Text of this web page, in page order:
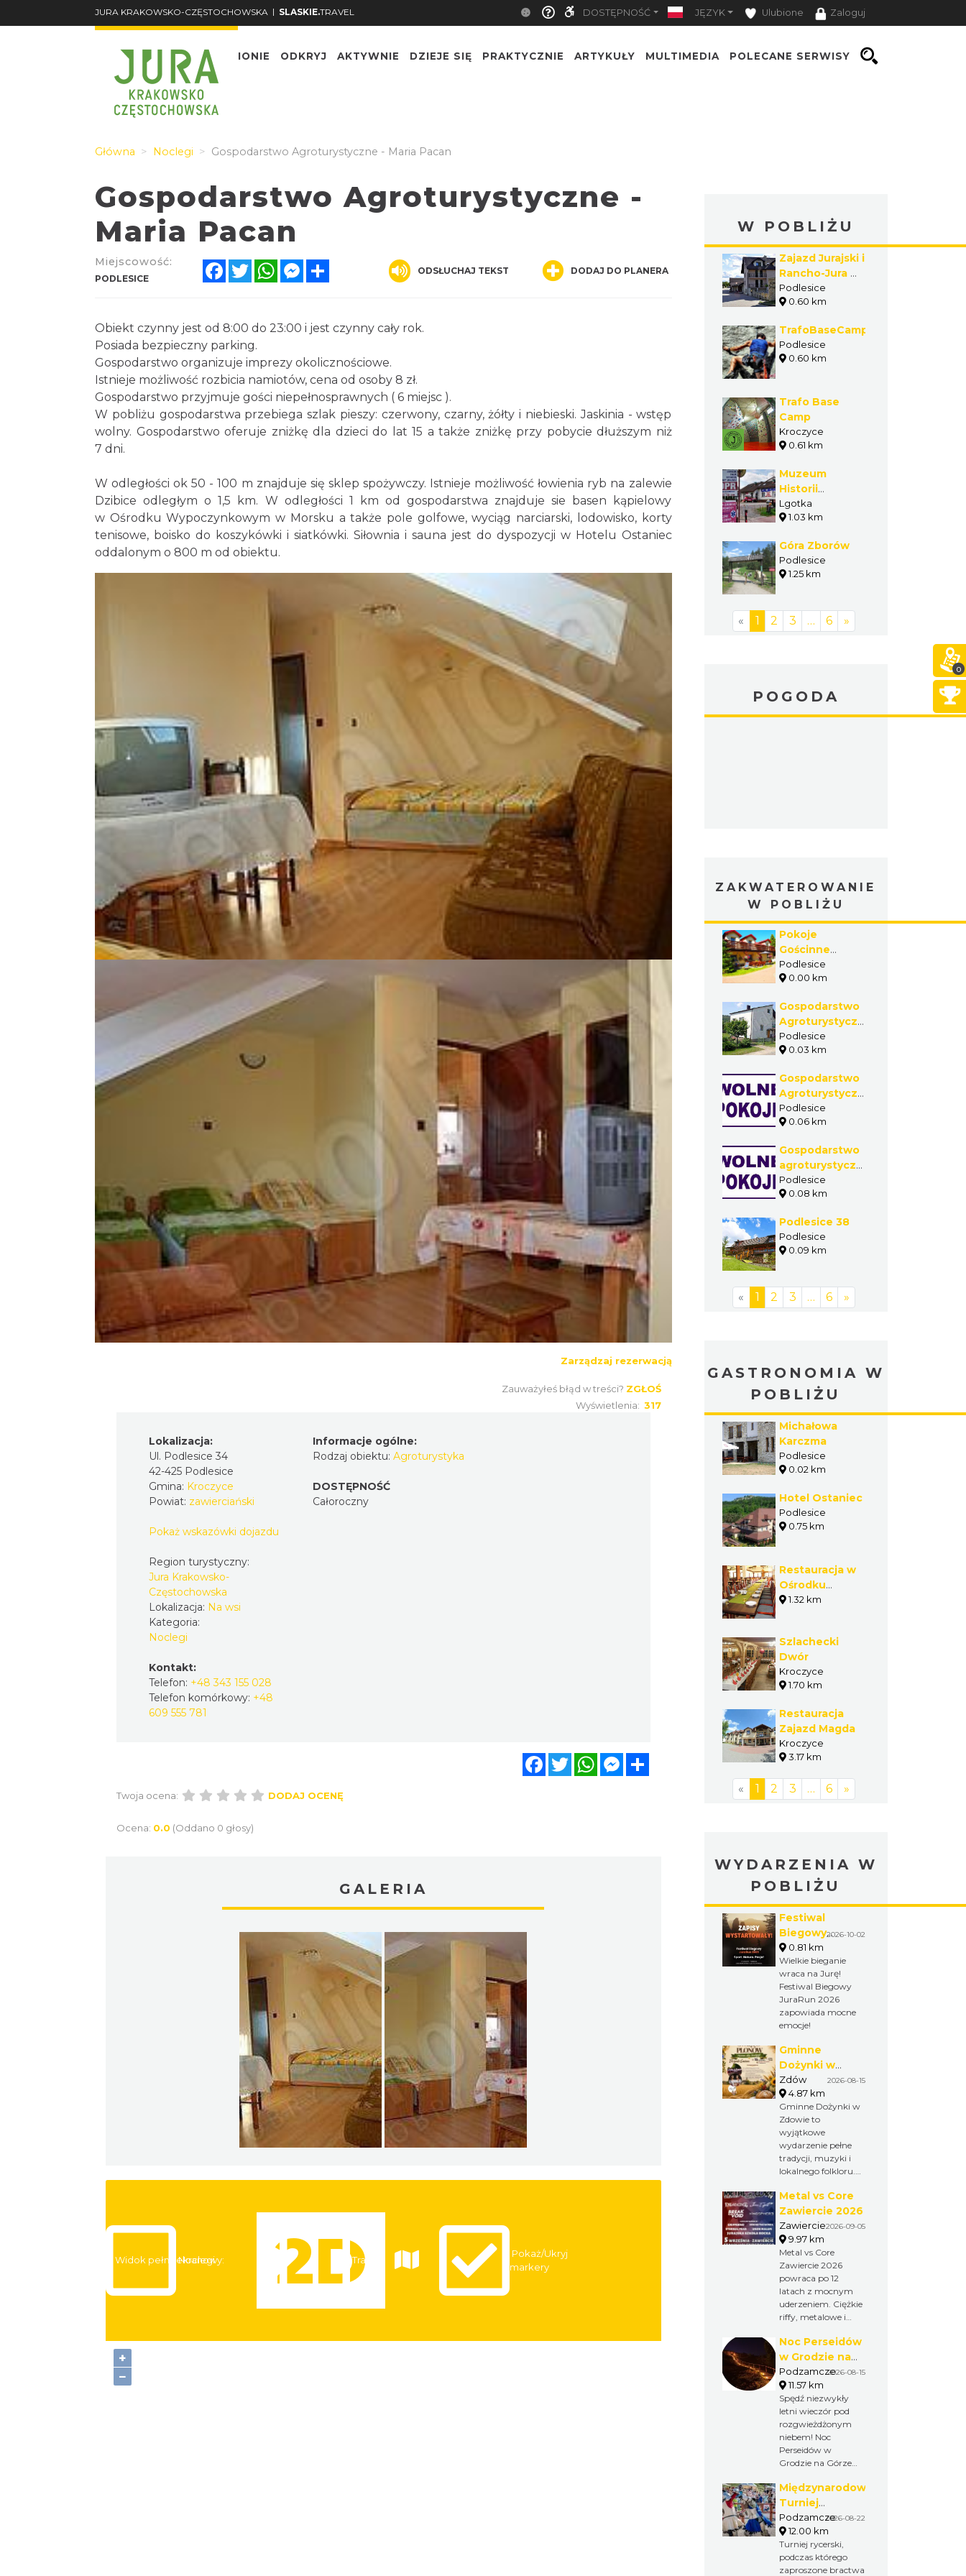
JURA KRAKOWSKO-CZĘSTOCHOWSKA | SLASKIE.TRAVEL DOSTĘPNOŚĆ JĘZYK Ulubione Zaloguj
O REGIONIE ODKRYJ AKTYWNIE DZIEJE SIĘ PRAKTYCZNIE ARTYKUŁY MULTIMEDIA POLECANE SERWISY
Główna Noclegi Gospodarstwo Agroturystyczne - Maria Pacan
Gospodarstwo Agroturystyczne -
Maria Pacan
Miejscowość:
PODLESICE
FacebookTwitterWhatsAppMessenger ODSŁUCHAJ TEKST DODAJ DO PLANERA
Obiekt czynny jest od 8:00 do 23:00 i jest czynny cały rok.
Posiada bezpieczny parking.
Gospodarstwo organizuje imprezy okolicznościowe.
Istnieje możliwość rozbicia namiotów, cena od osoby 8 zł.
Gospodarstwo przyjmuje gości niepełnosprawnych ( 6 miejsc ).
W pobliżu gospodarstwa przebiega szlak pieszy: czerwony, czarny, żółty i niebieski. Jaskinia - wstęp
wolny. Gospodarstwo oferuje zniżkę dla dzieci do lat 15 a także zniżkę przy pobycie dłuższym niż
7 dni.
W odległości ok 50 - 100 m znajduje się sklep spożywczy. Istnieje możliwość łowienia ryb na zalewie
Dzibice odległym o 1,5 km. W odległości 1 km od gospodarstwa znajduje sie basen kąpielowy
w Ośrodku Wypoczynkowym w Morsku a także pole golfowe, wyciąg narciarski, lodowisko, korty
tenisowe, boisko do koszykówki i siatkówki. Siłownia i sauna jest do dyspozycji w Hotelu Ostaniec
oddalonym o 800 m od obiektu.
Zarządzaj rezerwacją
Zauważyłeś błąd w treści? ZGŁOŚ
Wyświetlenia: 317
Lokalizacja:
Ul. Podlesice 34
42-425 Podlesice
Gmina: Kroczyce
Powiat: zawierciański
Pokaż wskazówki dojazdu
Region turystyczny:
Jura Krakowsko-
Częstochowska
Lokalizacja: Na wsi
Kategoria:
Noclegi
Kontakt:
Telefon: +48 343 155 028
Telefon komórkowy: +48
609 555 781
Informacje ogólne:
Rodzaj obiektu: Agroturystyka
DOSTĘPNOŚĆ
Całoroczny
FacebookTwitterWhatsAppMessenger
Twoja ocena: DODAJ OCENĘ
Ocena: 0.0 (Oddano 0 głosy)
GALERIA
+
−
Widok pełnoekranowy:
Noclegi Trasy
Pokaż/Ukryj
markery
W POBLIŻU
Zajazd Jurajski i
Rancho-Jura w
Podlesicach
Podlesice
0.60 km
TrafoBaseCamp
Podlesice
0.60 km
Trafo Base
Camp
Kroczyce
0.61 km
Muzeum
Historii
Ratownictwa i
Sportów
Lgotka
1.03 km
Góra Zborów
Podlesice
1.25 km
« 1 2 3 … 6 »
POGODA
ZAKWATEROWANIE
W POBLIŻU
Pokoje
Gościnne
Justyna
Podlesice
0.00 km
Gospodarstwo
Agroturystyczne
- Krystyna
Maligłówka
Podlesice
0.03 km
Gospodarstwo
Agroturystyczne
- Bilnik Grażyna
Podlesice
0.06 km
Gospodarstwo
agroturystyczne
- Stefania
Siudyła
Podlesice
0.08 km
Podlesice 38
Podlesice
0.09 km
« 1 2 3 … 6 »
GASTRONOMIA W
POBLIŻU
Michałowa
Karczma
Podlesice
0.02 km
Hotel Ostaniec
Podlesice
0.75 km
Restauracja w
Ośrodku
Rekreacyjno -
1.32 km
Szlachecki
Dwór
Kroczyce
1.70 km
Restauracja
Zajazd Magda
Kroczyce
3.17 km
« 1 2 3 … 6 »
WYDARZENIA W
POBLIŻU
Festiwal
Biegowy
JuraRun 2026.
Wielkie
bieganie wraca
na Jurę!
2026-10-02
0.81 km
Wielkie bieganie
wraca na Jurę!
Festiwal Biegowy
JuraRun 2026
zapowiada mocne
emocje!
Gminne
Dożynki w
Zdowie
Zdów 2026-08-15
4.87 km
Gminne Dożynki w
Zdowie to
wyjątkowe
wydarzenie pełne
tradycji, muzyki i
lokalnego folkloru.
piękne wieńce
dożynkowe oraz
występy
artystyczne
pokazują bogactwo
kultury i zwyczajów
regionu.
Metal vs Core
Zawiercie 2026
Zawiercie2026-09-05
9.97 km
Metal vs Core
Zawiercie 2026
powraca po 12
latach z mocnym
uderzeniem. Ciężkie
riffy, metalowe i
oraz występy wielu
zespołów stworzą
wyjątkowy koncert
na Stawach
Holenderskiego w
Zawierciu.
Noc Perseidów
w Grodzie na
Górze Birów
Podzamcze2026-08-15
11.57 km
Spędź niezwykły
letni wieczór pod
rozgwieżdżonym
niebem! Noc
Perseidów w
Grodzie na Górze
wydarzenie, podczas
którego będzie
można obserwować
rój meteorów,
poznać tajemnice
nocnego nieba i
poczuć
Międzynarodowy
Turniej
Rycerski w
Podzamczu
2026
Podzamcze2026-08-22
12.00 km
Turniej rycerski,
podczas którego
zaproszone bractwa
0